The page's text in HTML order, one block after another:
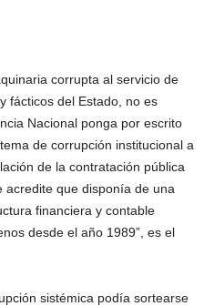
corrupta al servicio de
fácticos del Estado, no es
Nacional ponga por escrito
de corrupción institucional a
de la contratación pública
acredite que disponía de una
financiera y contable
desde el año 1989”, es el
sistémica podía sortearse